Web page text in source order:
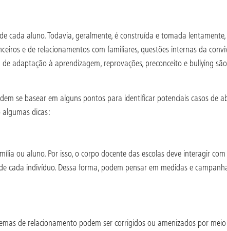
cada aluno. Todavia, geralmente, é construída e tomada
e de relacionamentos com familiares, questões internas da
adaptação à aprendizagem, reprovações, preconceito e bullying
se basear em alguns pontos para identificar potenciais casos de
dicas:
ou aluno. Por isso, o corpo docente das escolas deve interagir
cada indivíduo. Dessa forma, podem pensar em medidas e
de relacionamento podem ser corrigidos ou amenizados por